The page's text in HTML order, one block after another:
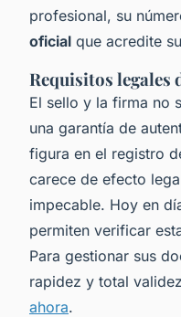
profesional, su
oficial que acredite
Requisitos legales
El sello y la firma no
una garantía de
figura en el registro
carece de efecto
impecable. Hoy en
permiten verificar
Para gestionar sus
rapidez y total
ahora.